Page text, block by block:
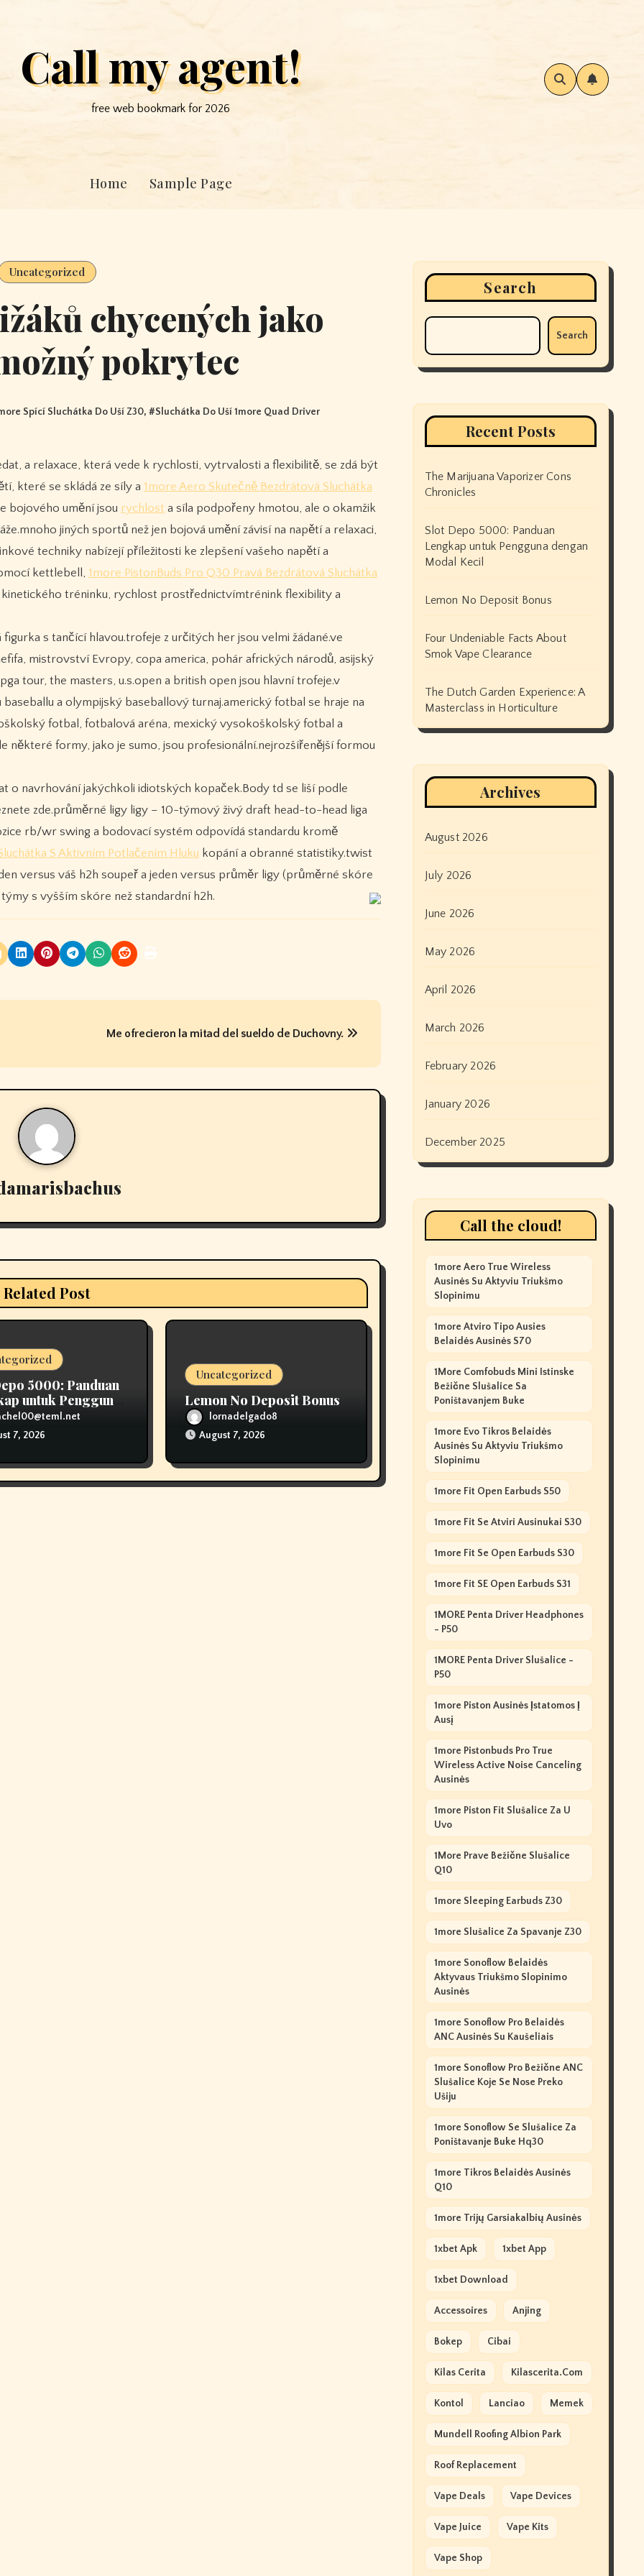
Call my agent!
free web bookmark for 2026
Home Sample Page
Uncategorized
chycených jako
pokrytec
Spící Sluchátka Do Uší Z30, #Sluchátka Do Uší 1more Quad Driver
které se skládá ze síly a 1more Aero Skutečně Bezdrátová Sluchátka
bojového umění jsou rychlost a síla podpořeny hmotou, ale o okamžik
jiných sportů než jen bojová umění závisí na napětí a relaxaci,
techniky nabízejí příležitosti ke zlepšení vašeho napětí a
kettlebell, 1more PistonBuds Pro Q30 Pravá Bezdrátová Sluchátka
tréninku, rychlost prostřednictvímtrénink flexibility a
s tančící hlavou.trofeje z určitých her jsou velmi žádané.ve
mistrovství Evropy, copa america, pohár afrických národů, asijský
tour, the masters, u.s.open a british open jsou hlavní trofeje.v
a olympijský baseballový turnaj.americký fotbal se hraje na
fotbal, fotbalová aréna, mexický vysokoškolský fotbal a
některé formy, jako je sumo, jsou profesionální.nejrozšířenější formou
o navrhování jakýchkoli idiotských kopaček.Body td se liší podle
zde.průměrné ligy ligy – 10-týmový živý draft head-to-head liga
rb/wr swing a bodovací systém odpovídá standardu kromě
S Aktivním Potlačením Hluku kopání a obranné statistiky.twist
versus váš h2h soupeř a jeden versus průměr ligy (průměrné skóre
s vyšším skóre než standardní h2h.
Me ofrecieron la mitad del sueldo de Duchovny.
Related Post
5000: Panduan
untuk Pengguna
Modal Kecil
7, 2026
Uncategorized
Lemon No Deposit Bonus
lornadelgado8
August 7, 2026
Search
Search
Recent Posts
The Marijuana Vaporizer Cons
Chronicles
Slot Depo 5000: Panduan
Lengkap untuk Pengguna dengan
Modal Kecil
Lemon No Deposit Bonus
Four Undeniable Facts About
Smok Vape Clearance
The Dutch Garden Experience: A
Masterclass in Horticulture
Archives
August 2026
July 2026
June 2026
May 2026
April 2026
March 2026
February 2026
January 2026
December 2025
Call the cloud!
1more Aero True Wireless
Ausinės Su Aktyviu Triukšmo
Slopinimu
1more Atviro Tipo Ausies
Belaidės Ausinės S70
1More Comfobuds Mini Istinske
Bežične Slušalice Sa
Poništavanjem Buke
1more Evo Tikros Belaidės
Ausinės Su Aktyviu Triukšmo
Slopinimu
1more Fit Open Earbuds S50
1more Fit Se Atviri Ausinukai S30
1more Fit Se Open Earbuds S30
1more Fit SE Open Earbuds S31
1MORE Penta Driver Headphones
- P50
1MORE Penta Driver Slušalice -
P50
1more Piston Ausinės Įstatomos Į
Ausį
1more Pistonbuds Pro True
Wireless Active Noise Canceling
Ausinės
1more Piston Fit Slušalice Za U
Uvo
1More Prave Bežične Slušalice
Q10
1more Sleeping Earbuds Z30
1more Slušalice Za Spavanje Z30
1more Sonoflow Belaidės
Aktyvaus Triukšmo Slopinimo
Ausinės
1more Sonoflow Pro Belaidės
ANC Ausinės Su Kaušeliais
1more Sonoflow Pro Bežične ANC
Slušalice Koje Se Nose Preko
Ušiju
1more Sonoflow Se Slušalice Za
Poništavanje Buke Hq30
1more Tikros Belaidės Ausinės
Q10
1more Trijų Garsiakalbių Ausinės
1xbet Apk 1xbet App
1xbet Download
Accessoires Anjing
Bokep Cibai
Kilas Cerita Kilascerita.com
Kontol Lanciao Memek
Mundell Roofing Albion Park
Roof Replacement
Vape Deals Vape Devices
Vape Juice Vape Kits
Vape Shop